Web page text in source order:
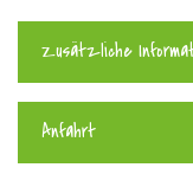
Zusätzliche
Anfahrt